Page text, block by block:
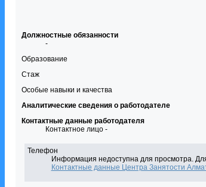
Должностные обязанности
-
Образование
Стаж
Особые навыки и качества
Аналитические сведения о работодателе
Контактные данные работодателя
Контактное лицо -
Телефон
Информация недоступна для просмотра.
Контактные данные Центра Занятости